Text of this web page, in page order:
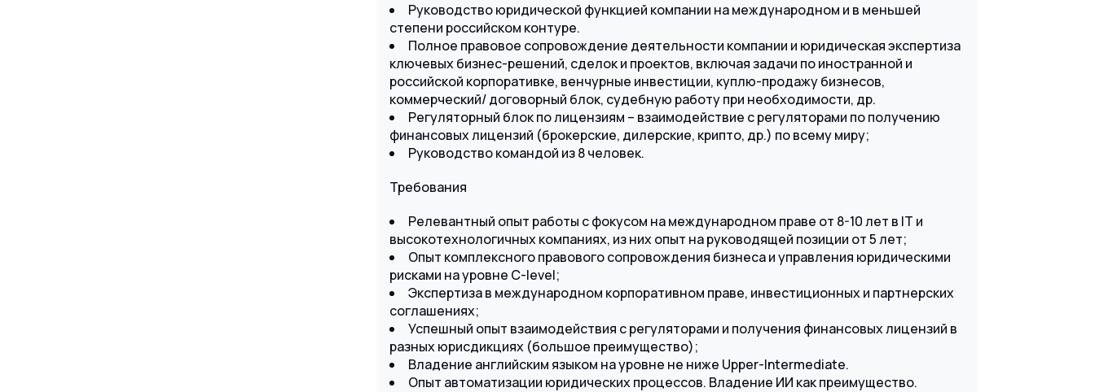
Руководство юридической функцией компании на международном и в меньшей
степени российском контуре.
Полное правовое сопровождение деятельности компании и юридическая экспертиза
ключевых бизнес-решений, сделок и проектов, включая задачи по иностранной и
российской корпоративке, венчурные инвестиции, куплю-продажу бизнесов,
коммерческий/ договорный блок, судебную работу при необходимости, др.
Регуляторный блок по лицензиям – взаимодействие с регуляторами по получению
финансовых лицензий (брокерские, дилерские, крипто, др.) по всему миру;
Руководство командой из 8 человек.
Требования
Релевантный опыт работы с фокусом на международном праве от 8-10 лет в IT и
высокотехнологичных компаниях, из них опыт на руководящей позиции от 5 лет;
Опыт комплексного правового сопровождения бизнеса и управления юридическими
рисками на уровне C-level;
Экспертиза в международном корпоративном праве, инвестиционных и партнерских
соглашениях;
Успешный опыт взаимодействия с регуляторами и получения финансовых лицензий в
разных юрисдикциях (большое преимущество);
Владение английским языком на уровне не ниже Upper-Intermediate.
Опыт автоматизации юридических процессов. Владение ИИ как преимущество.